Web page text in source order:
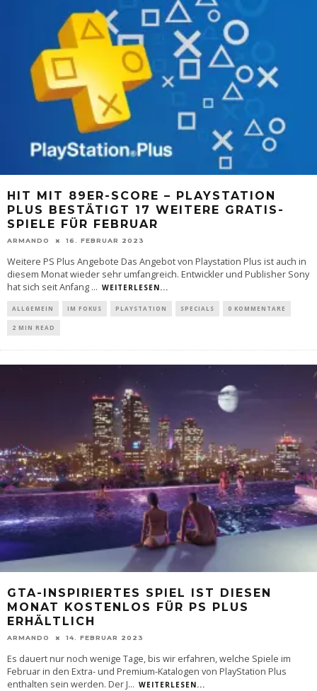
HIT MIT 89ER-SCORE – PLAYSTATION
PLUS BESTÄTIGT 17 WEITERE GRATIS-
SPIELE FÜR FEBRUAR
ARMANDO 16. FEBRUAR 2023
Weitere PS Plus Angebote Das Angebot von Playstation Plus ist auch in
diesem Monat wieder sehr umfangreich. Entwickler und Publisher Sony
hat sich seit Anfang ... WEITERLESEN...
ALLGEMEIN IM FOKUS PLAYSTATION SPECIALS 0 KOMMENTARE
2 MIN READ
GTA-INSPIRIERTES SPIEL IST DIESEN
MONAT KOSTENLOS FÜR PS PLUS
ERHÄLTLICH
ARMANDO 14. FEBRUAR 2023
Es dauert nur noch wenige Tage, bis wir erfahren, welche Spiele im
Februar in den Extra- und Premium-Katalogen von PlayStation Plus
enthalten sein werden. Der J... WEITERLESEN...